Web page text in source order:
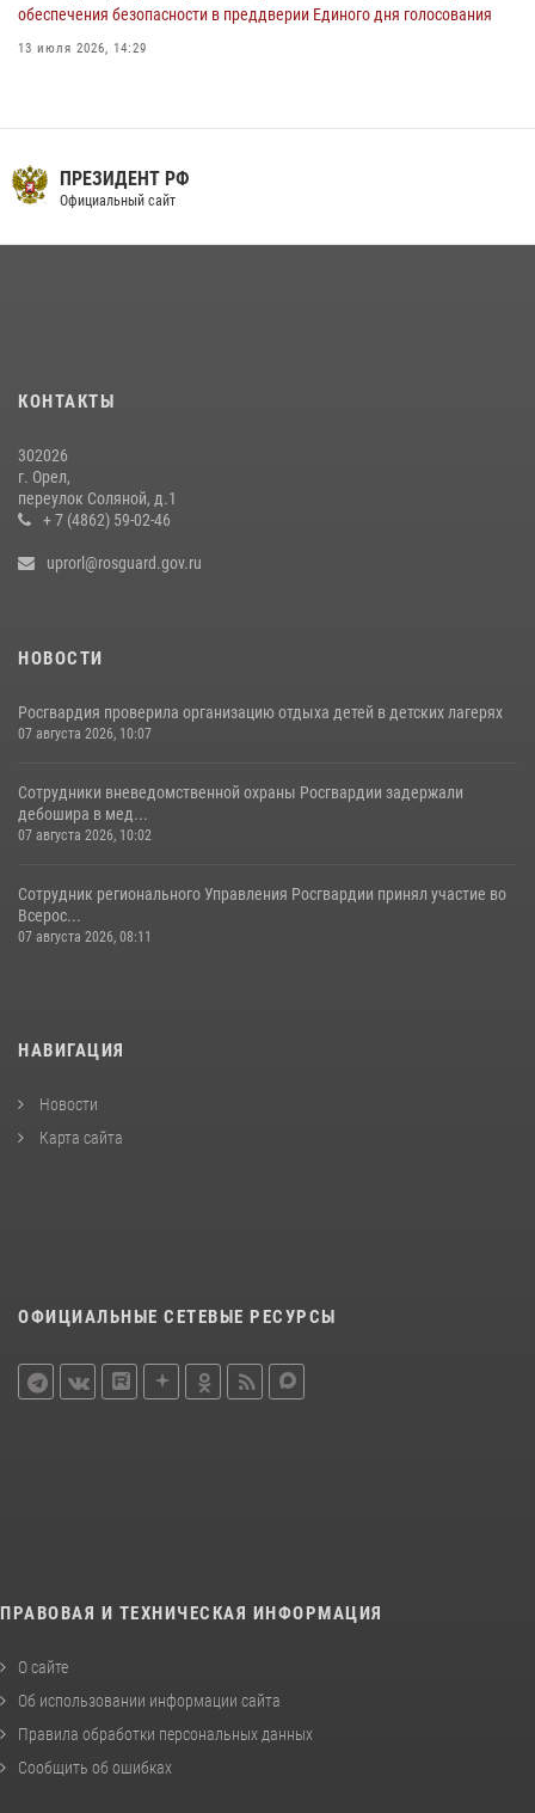
обеспечения безопасности в преддверии Единого дня голосования
13 июля 2026, 14:29
16 июля 2026, 13:34
Сотрудники Росгвардии пресекли дебош в орловском кафе
30 июля 2026, 14:27
15 июля 2026, 14:49
ПРЕЗИДЕНТ РФ
Официальный сайт
КОНТАКТЫ
302026
г. Орел,
переулок Соляной, д.1
+ 7 (4862) 59-02-46
uprorl@rosguard.gov.ru
НОВОСТИ
Росгвардия проверила организацию отдыха детей в детских лагерях
07 августа 2026, 10:07
Сотрудники вневедомственной охраны Росгвардии задержали
дебошира в мед...
07 августа 2026, 10:02
Сотрудник регионального Управления Росгвардии принял участие во
Всерос...
07 августа 2026, 08:11
НАВИГАЦИЯ
Новости
Карта сайта
ОФИЦИАЛЬНЫЕ СЕТЕВЫЕ РЕСУРСЫ
ПРАВОВАЯ И ТЕХНИЧЕСКАЯ ИНФОРМАЦИЯ
О сайте
Об использовании информации сайта
Правила обработки персональных данных
Сообщить об ошибках